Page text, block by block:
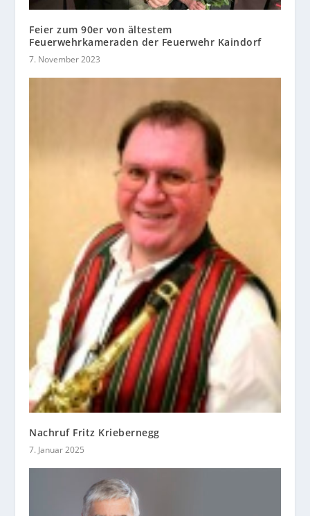
Feier zum 90er von ältestem
Feuerwehrkameraden der Feuerwehr Kaindorf
7. November 2023
Nachruf Fritz Kriebernegg
7. Januar 2025